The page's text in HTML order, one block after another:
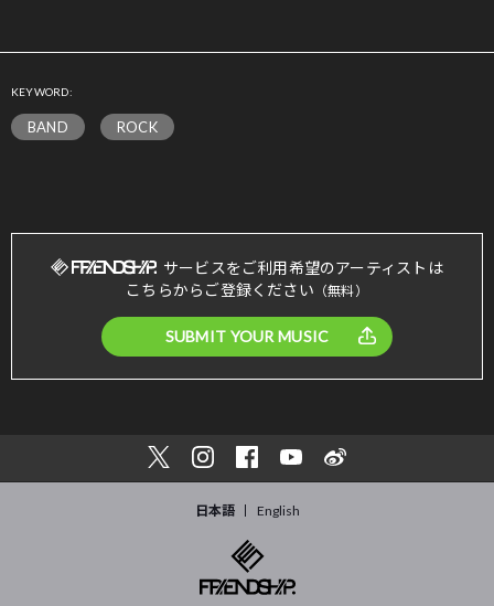
KEYWORD:
BAND ROCK
サービスをご利用希望のアーティストは
こちらからご登録ください （無料）
SUBMIT YOUR MUSIC
日本語 English